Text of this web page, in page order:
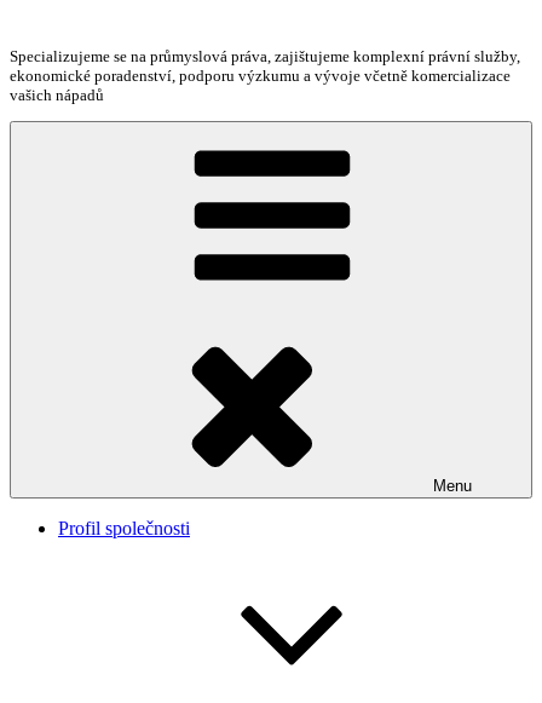
obsahu
webu
Specializujeme se na průmyslová práva, zajištujeme komplexní právní služby,
ekonomické poradenství, podporu výzkumu a vývoje včetně komercializace
vašich nápadů
Menu
Profil společnosti